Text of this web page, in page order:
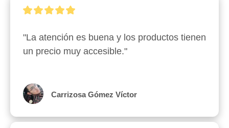
"La atención es buena y los productos tienen
un precio muy accesible."
Carrizosa Gómez Víctor